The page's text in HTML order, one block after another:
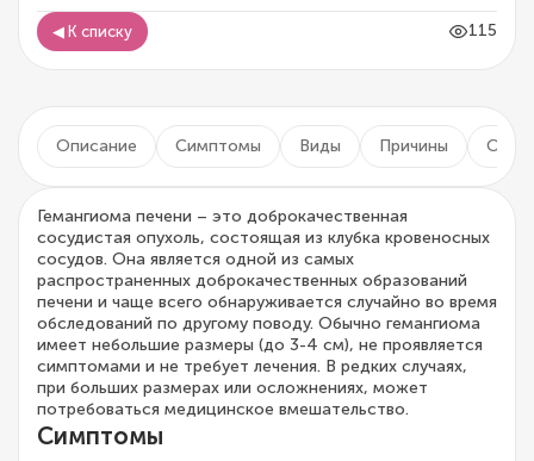
◀ К списку 115
Описание Симптомы Виды Причины
Гемангиома печени – это доброкачественная
сосудистая опухоль, состоящая из клубка кровеносных
сосудов. Она является одной из самых
распространенных доброкачественных образований
печени и чаще всего обнаруживается случайно во время
обследований по другому поводу. Обычно гемангиома
имеет небольшие размеры (до 3-4 см), не проявляется
симптомами и не требует лечения. В редких случаях,
при больших размерах или осложнениях, может
потребоваться медицинское вмешательство.
Симптомы